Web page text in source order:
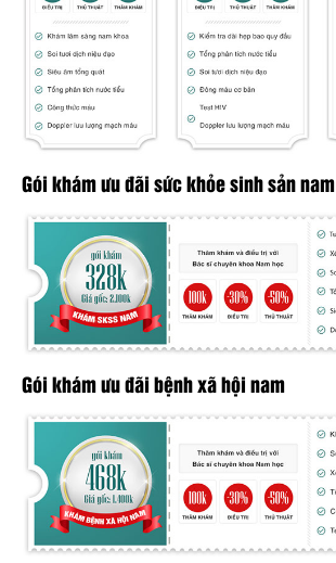
Gói khám ưu đãi sức khỏe sinh sản nam
Gói khám ưu đãi bệnh xã hội nam